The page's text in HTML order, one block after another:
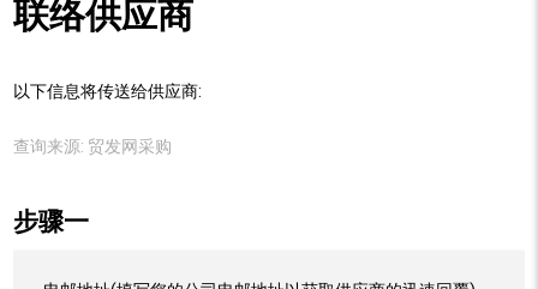
联络供应商
以下信息将传送给供应商:
查询来源: 贸发网采购
步骤一